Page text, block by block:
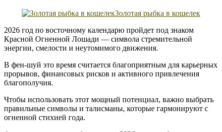
Золотая рыбка в кошелек
2026 год по восточному календарю пройдет под знаком
Красной Огненной Лошади — символа стремительной
энергии, смелости и неутомимого движения.
В фен-шуй это время считается благоприятным для карьерных
прорывов, финансовых рисков и активного привлечения
благополучия.
Чтобы использовать этот мощный потенциал, важно выбрать
правильные символы и талисманы, которые гармонируют с
огненной стихией года.